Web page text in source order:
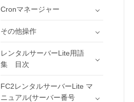
Cronマネージャー
その他操作
レンタルサーバーLite用語
集 目次
FC2レンタルサーバーLite マ
ニュアル(サーバー番号